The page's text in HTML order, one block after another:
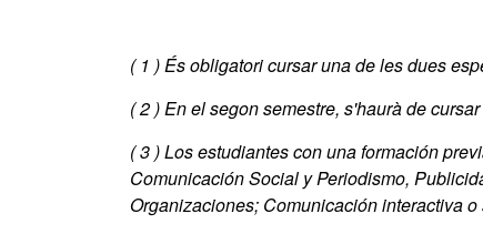
( 1 )És obligatori cursar una de les dues
( 2 )En el segon semestre, s'haurà de
( 3 )Los estudiantes con una formación
Comunicación Social y Periodismo,
Organizaciones; Comunicación interactiva